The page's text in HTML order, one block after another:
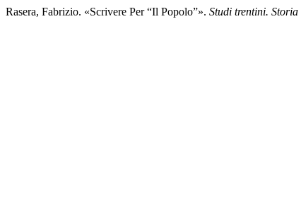
Rasera, Fabrizio. «Scrivere Per “Il Popolo”». Studi trentini. Storia